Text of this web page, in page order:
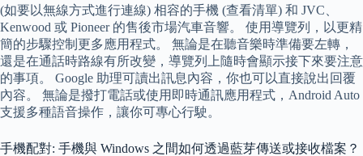
(如要以無線方式進行連線) 相容的手機 (查看清單) 和 JVC、
Kenwood 或 Pioneer 的售後市場汽車音響。 使用導覽列，以更精
簡的步驟控制更多應用程式。 無論是在聽音樂時準備要左轉，
還是在通話時路線有所改變，導覽列上隨時會顯示接下來要注意
的事項。 Google 助理可讀出訊息內容，你也可以直接說出回覆
內容。 無論是撥打電話或使用即時通訊應用程式，Android Auto
支援多種語音操作，讓你可專心行駛。
手機配對: 手機與 Windows 之間如何透過藍芽傳送或接收檔案？